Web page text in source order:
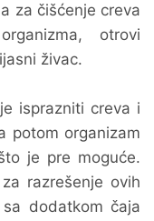
za čišćenje creva
otrovi
živac.
isprazniti creva i
potom organizam
je pre moguće.
razrešenje ovih
dodatkom čaja